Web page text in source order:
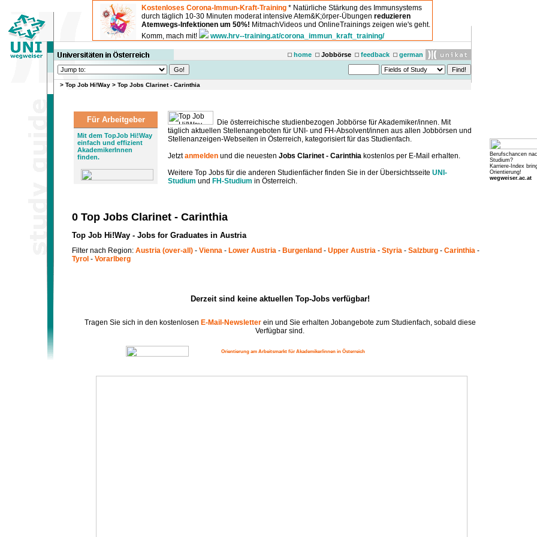
Kostenloses Corona-Immun-Kraft-Training * Natürliche Stärkung des Immunsystems
durch täglich 10-30 Minuten moderat intensive Atem&K;örper-Übungen reduzieren
Atemwegs-Infektionen um 50%! MitmachVideos und OnlineTrainings zeigen wie's geht.
Komm, mach mit!
www.hrv--training.at/corona_immun_kraft_training/
home Jobbörse feedback german
> Top Job Hi!Way > Top Jobs Clarinet - Carinthia
Für Arbeitgeber
Mit dem TopJob Hi!Way
einfach und effizient
AkademikerInnen
finden.
Die österreichische studienbezogen Jobbörse für Akademiker/innen. Mit
täglich aktuellen Stellenangeboten für UNI- und FH-Absolvent/innen aus allen Jobbörsen und
Stellenanzeigen-Webseiten in Österreich, kategorisiert für das Studienfach.
Jetztanmelden und die neuesten Jobs Clarinet - Carinthia kostenlos per E-Mail erhalten.
Weitere Top Jobs für die anderen Studienfächer finden Sie in der Übersichtsseite UNI-
Studium und FH-Studium in Österreich.
0 Top Jobs Clarinet - Carinthia
Top Job Hi!Way - Jobs for Graduates in Austria
Filter nach Region: Austria (over-all) - Vienna - Lower Austria - Burgenland - Upper Austria - Styria - Salzburg - Carinthia -
Tyrol - Vorarlberg
Derzeit sind keine aktuellen Top-Jobs verfügbar!
Tragen Sie sich in den kostenlosen E-Mail-Newsletterein und Sie erhalten Jobangebote zum Studienfach, sobald diese
Verfügbar sind.
Orientierung am Arbeitsmarkt für Akademiker/innen in Österreich
Berufschancen
Studium?
Karriere-Index
Orientierung!
wegweiser.ac.at